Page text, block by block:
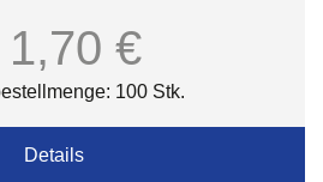
1,70 €
100 Stk.
Details